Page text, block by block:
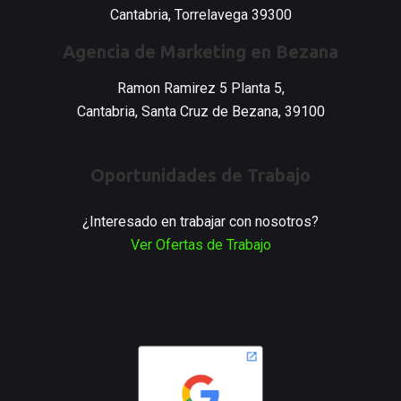
Cantabria, Torrelavega 39300
Agencia de Marketing en Bezana
Ramon Ramirez 5 Planta 5,
Cantabria, Santa Cruz de Bezana, 39100
Oportunidades de Trabajo
¿Interesado en trabajar con nosotros?
Ver Ofertas de Trabajo